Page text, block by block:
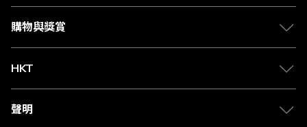
媒體中心
會籍及專屬禮遇
賺取積分
購物與獎賞
物流與配送
Club Shopping 商品領取站
常見問題
HKT
csl.
1010
聲明